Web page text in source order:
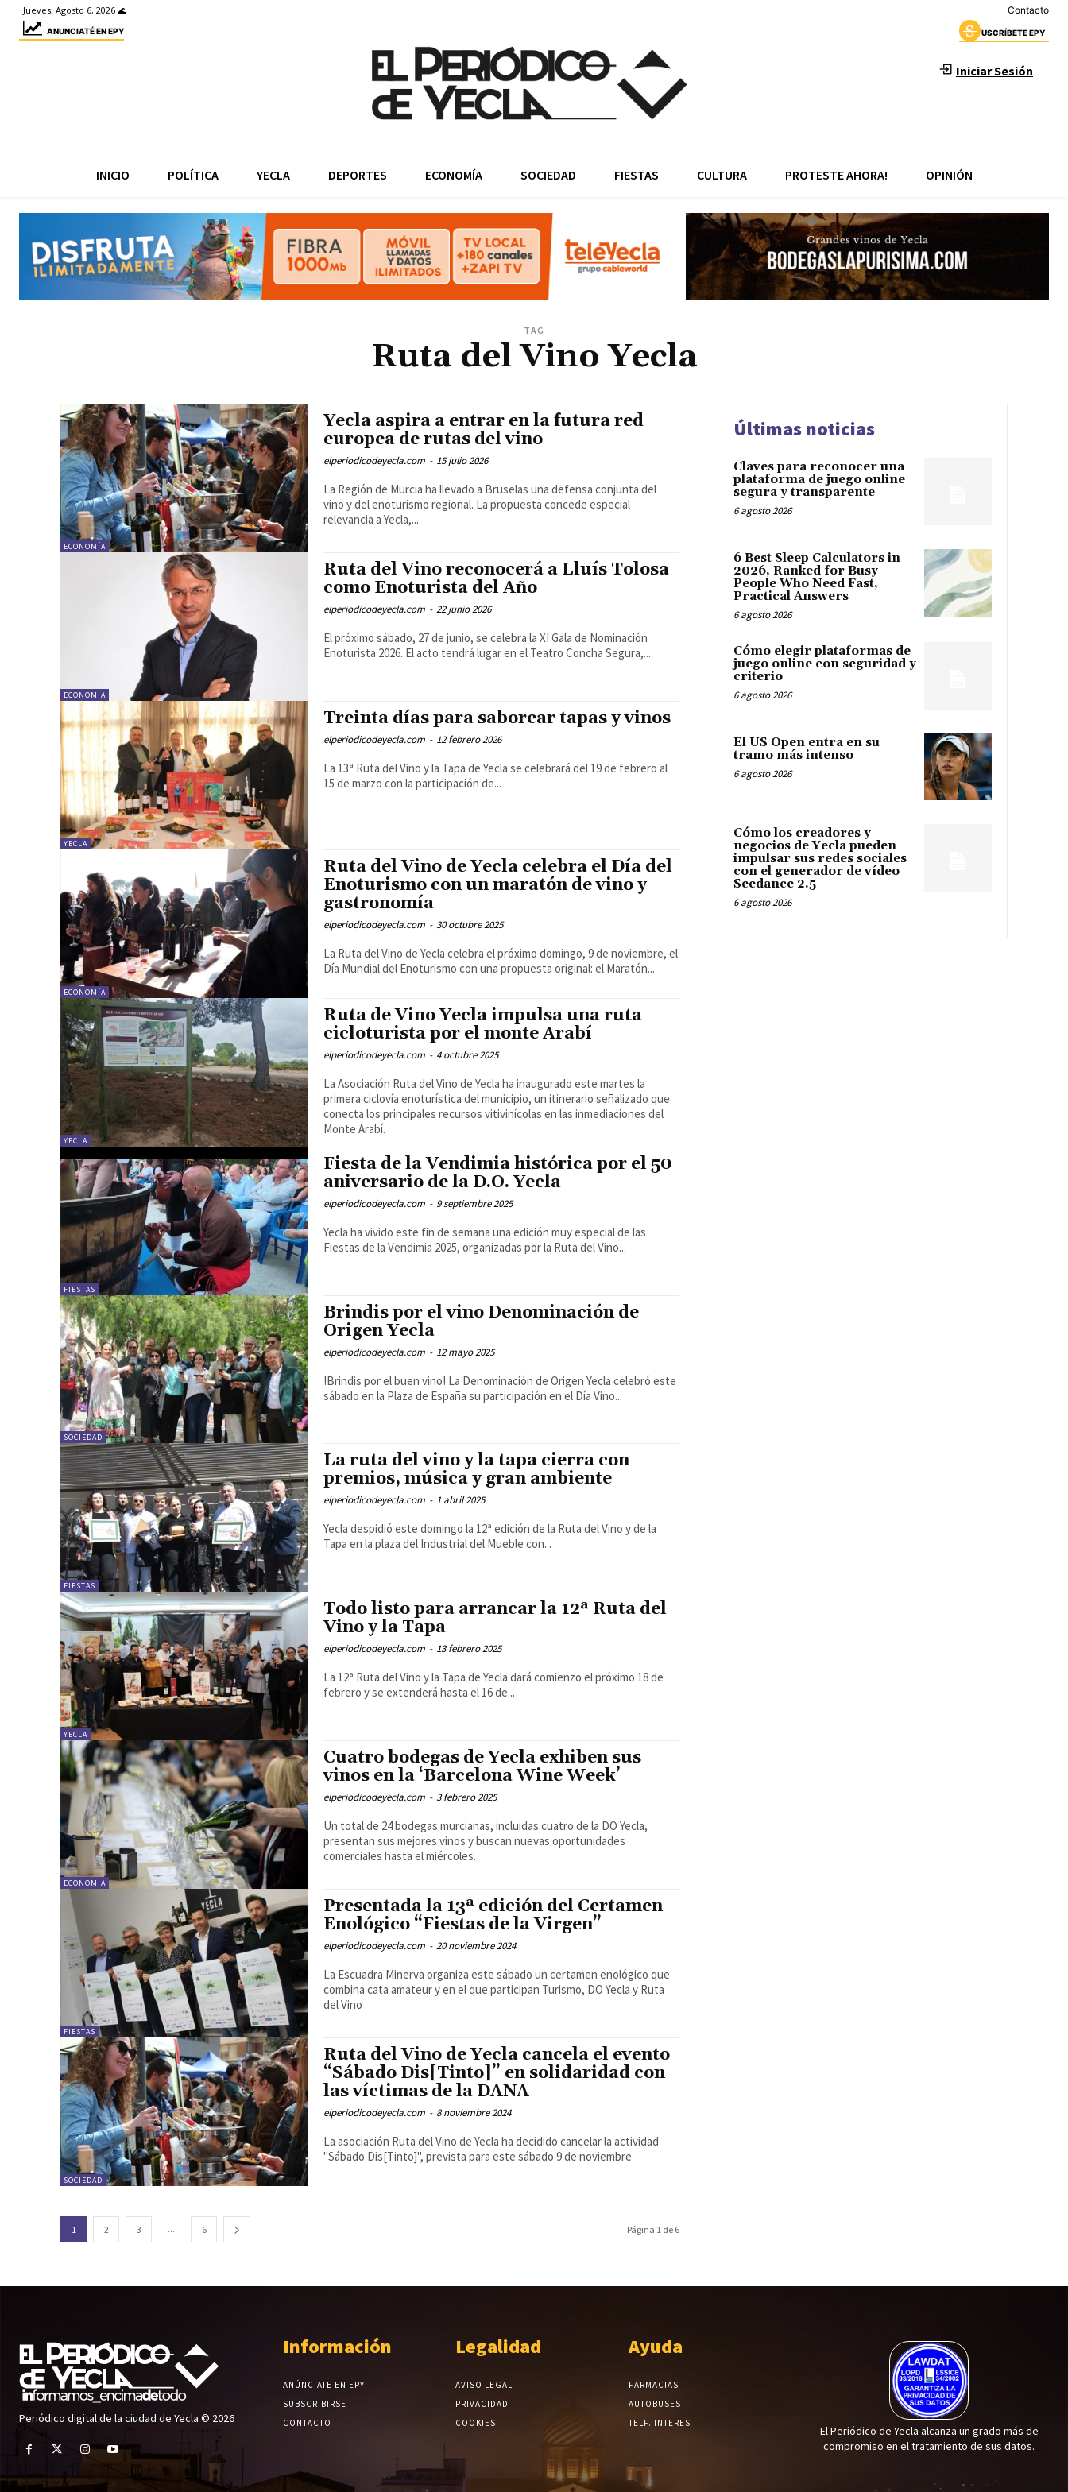
Jueves, Agosto 6, 2026 🌊 Contacto
ANUNCIATÉ EN EPY USCRÍBETE EPY
Iniciar Sesión
INICIO POLÍTICA YECLA DEPORTES ECONOMÍA SOCIEDAD FIESTAS CULTURA PROTESTE AHORA! OPINIÓN
TAG
Ruta del Vino Yecla
ECONOMÍA
Yecla aspira a entrar en la futura red
europea de rutas del vino
elperiodicodeyecla.com - 15 julio 2026
La Región de Murcia ha llevado a Bruselas una defensa conjunta del
vino y del enoturismo regional. La propuesta concede especial
relevancia a Yecla,...
ECONOMÍA
Ruta del Vino reconocerá a Lluís Tolosa
como Enoturista del Año
elperiodicodeyecla.com - 22 junio 2026
El próximo sábado, 27 de junio, se celebra la XI Gala de Nominación
Enoturista 2026. El acto tendrá lugar en el Teatro Concha Segura,...
YECLA
Treinta días para saborear tapas y vinos
elperiodicodeyecla.com - 12 febrero 2026
La 13ª Ruta del Vino y la Tapa de Yecla se celebrará del 19 de febrero al
15 de marzo con la participación de...
ECONOMÍA
Ruta del Vino de Yecla celebra el Día del
Enoturismo con un maratón de vino y
gastronomía
elperiodicodeyecla.com - 30 octubre 2025
La Ruta del Vino de Yecla celebra el próximo domingo, 9 de noviembre, el
Día Mundial del Enoturismo con una propuesta original: el Maratón...
YECLA
Ruta de Vino Yecla impulsa una ruta
cicloturista por el monte Arabí
elperiodicodeyecla.com - 4 octubre 2025
La Asociación Ruta del Vino de Yecla ha inaugurado este martes la
primera ciclovía enoturística del municipio, un itinerario señalizado que
conecta los principales recursos vitivinícolas en las inmediaciones del
Monte Arabí.
FIESTAS
Fiesta de la Vendimia histórica por el 50
aniversario de la D.O. Yecla
elperiodicodeyecla.com - 9 septiembre 2025
Yecla ha vivido este fin de semana una edición muy especial de las
Fiestas de la Vendimia 2025, organizadas por la Ruta del Vino...
SOCIEDAD
Brindis por el vino Denominación de
Origen Yecla
elperiodicodeyecla.com - 12 mayo 2025
!Brindis por el buen vino! La Denominación de Origen Yecla celebró este
sábado en la Plaza de España su participación en el Día Vino...
FIESTAS
La ruta del vino y la tapa cierra con
premios, música y gran ambiente
elperiodicodeyecla.com - 1 abril 2025
Yecla despidió este domingo la 12ª edición de la Ruta del Vino y de la
Tapa en la plaza del Industrial del Mueble con...
YECLA
Todo listo para arrancar la 12ª Ruta del
Vino y la Tapa
elperiodicodeyecla.com - 13 febrero 2025
La 12ª Ruta del Vino y la Tapa de Yecla dará comienzo el próximo 18 de
febrero y se extenderá hasta el 16 de...
ECONOMÍA
Cuatro bodegas de Yecla exhiben sus
vinos en la ‘Barcelona Wine Week’
elperiodicodeyecla.com - 3 febrero 2025
Un total de 24 bodegas murcianas, incluidas cuatro de la DO Yecla,
presentan sus mejores vinos y buscan nuevas oportunidades
comerciales hasta el miércoles.
FIESTAS
Presentada la 13ª edición del Certamen
Enológico “Fiestas de la Virgen”
elperiodicodeyecla.com - 20 noviembre 2024
La Escuadra Minerva organiza este sábado un certamen enológico que
combina cata amateur y en el que participan Turismo, DO Yecla y Ruta
del Vino
SOCIEDAD
Ruta del Vino de Yecla cancela el evento
“Sábado Dis[Tinto]” en solidaridad con
las víctimas de la DANA
elperiodicodeyecla.com - 8 noviembre 2024
La asociación Ruta del Vino de Yecla ha decidido cancelar la actividad
"Sábado Dis[Tinto]", prevista para este sábado 9 de noviembre
1 2 3 ... 6 Página 1 de 6
Últimas noticias
Claves para reconocer una
plataforma de juego online
segura y transparente
6 agosto 2026
6 Best Sleep Calculators in
2026, Ranked for Busy
People Who Need Fast,
Practical Answers
6 agosto 2026
Cómo elegir plataformas de
juego online con seguridad y
criterio
6 agosto 2026
El US Open entra en su
tramo más intenso
6 agosto 2026
Cómo los creadores y
negocios de Yecla pueden
impulsar sus redes sociales
con el generador de vídeo
Seedance 2.5
6 agosto 2026
Periódico digital de la ciudad de Yecla © 2026
Información
ANÚNCIATE EN EPY
SUBSCRIBIRSE
CONTACTO
Legalidad
AVISO LEGAL
PRIVACIDAD
COOKIES
Ayuda
FARMACIAS
AUTOBUSES
TELF. INTERES
El Periódico de Yecla alcanza un grado más de
compromiso en el tratamiento de sus datos.